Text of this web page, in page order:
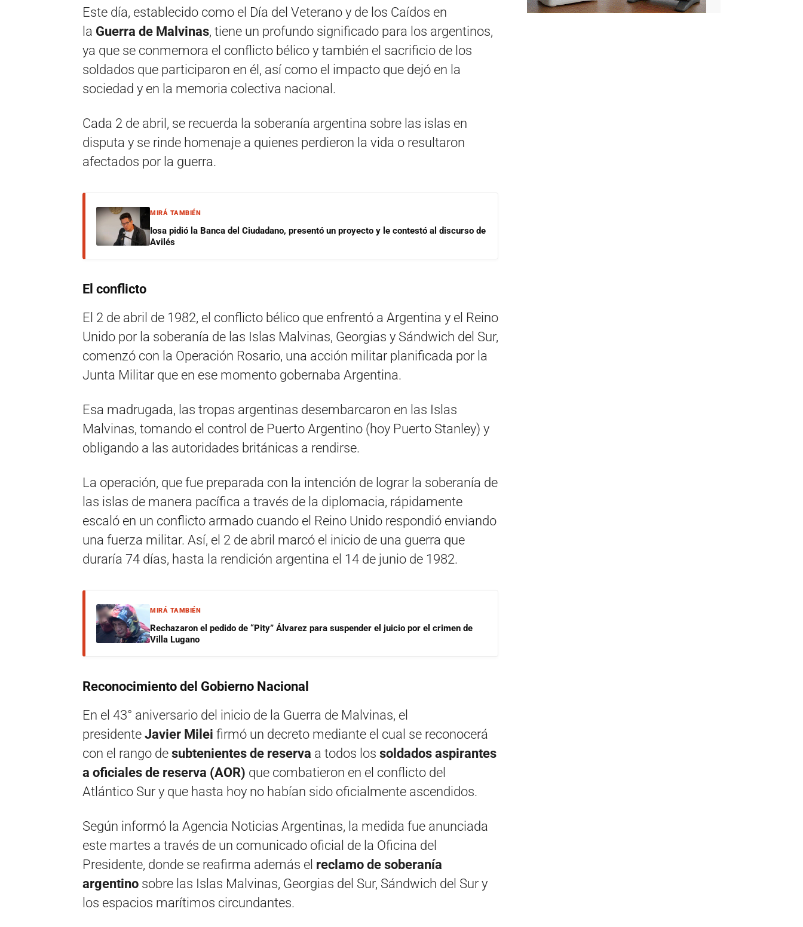
Este día, establecido como el Día del Veterano y de los Caídos en
la Guerra de Malvinas, tiene un profundo significado para los argentinos,
ya que se conmemora el conflicto bélico y también el sacrificio de los
soldados que participaron en él, así como el impacto que dejó en la
sociedad y en la memoria colectiva nacional.
Cada 2 de abril, se recuerda la soberanía argentina sobre las islas en
disputa y se rinde homenaje a quienes perdieron la vida o resultaron
afectados por la guerra.
MIRÁ TAMBIÉN
Iosa pidió la Banca del Ciudadano, presentó un proyecto y le contestó al discurso de
Avilés
El conflicto
El 2 de abril de 1982, el conflicto bélico que enfrentó a Argentina y el Reino
Unido por la soberanía de las Islas Malvinas, Georgias y Sándwich del Sur,
comenzó con la Operación Rosario, una acción militar planificada por la
Junta Militar que en ese momento gobernaba Argentina.
Esa madrugada, las tropas argentinas desembarcaron en las Islas
Malvinas, tomando el control de Puerto Argentino (hoy Puerto Stanley) y
obligando a las autoridades británicas a rendirse.
La operación, que fue preparada con la intención de lograr la soberanía de
las islas de manera pacífica a través de la diplomacia, rápidamente
escaló en un conflicto armado cuando el Reino Unido respondió enviando
una fuerza militar. Así, el 2 de abril marcó el inicio de una guerra que
duraría 74 días, hasta la rendición argentina el 14 de junio de 1982.
MIRÁ TAMBIÉN
Rechazaron el pedido de “Pity” Álvarez para suspender el juicio por el crimen de
Villa Lugano
Reconocimiento del Gobierno Nacional
En el 43° aniversario del inicio de la Guerra de Malvinas, el
presidente Javier Milei firmó un decreto mediante el cual se reconocerá
con el rango de subtenientes de reserva a todos los soldados aspirantes
a oficiales de reserva (AOR) que combatieron en el conflicto del
Atlántico Sur y que hasta hoy no habían sido oficialmente ascendidos.
Según informó la Agencia Noticias Argentinas, la medida fue anunciada
este martes a través de un comunicado oficial de la Oficina del
Presidente, donde se reafirma además el reclamo de soberanía
argentino sobre las Islas Malvinas, Georgias del Sur, Sándwich del Sur y
los espacios marítimos circundantes.